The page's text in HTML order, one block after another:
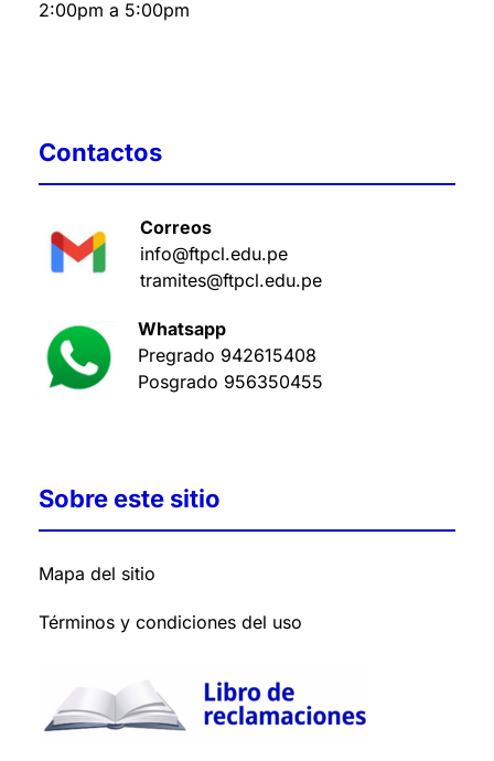
2:00pm a 5:00pm
Contactos
Correos
info@ftpcl.edu.pe
tramites@ftpcl.edu.pe
Whatsapp
Pregrado 942615408
Posgrado 956350455
Sobre este sitio
Mapa del sitio
Términos y condiciones del uso